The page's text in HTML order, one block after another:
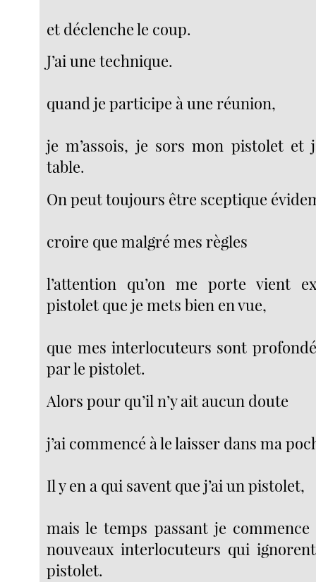
et déclenche le coup.
J’ai une technique.
quand je participe à une réunion,
je m’assois, je sors mon pistolet et
table.
On peut toujours être sceptique
croire que malgré mes règles
l’attention qu’on me porte vient
pistolet que je mets bien en vue,
que mes interlocuteurs sont
par le pistolet.
Alors pour qu’il n’y ait aucun doute
j’ai commencé à le laisser dans ma
Il y en a qui savent que j’ai un pistolet,
mais le temps passant je
nouveaux interlocuteurs qui
pistolet.